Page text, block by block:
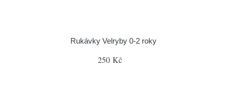
Rukávky Velryby 0-2 roky
250 Kč